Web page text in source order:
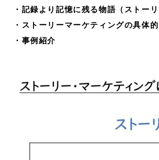
・記録より記憶に残る物語（ストー
・ストーリーマーケティングの具体
・事例紹介